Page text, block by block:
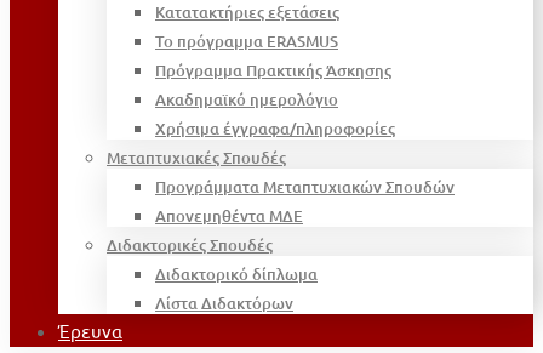
Κατατακτήριες εξετάσεις
Το πρόγραμμα ERASMUS
Πρόγραμμα Πρακτικής Άσκησης
Ακαδημαϊκό ημερολόγιο
Χρήσιμα έγγραφα/πληροφορίες
Μεταπτυχιακές Σπουδές
Προγράμματα Μεταπτυχιακών Σπουδών
Απονεμηθέντα ΜΔΕ
Διδακτορικές Σπουδές
Διδακτορικό δίπλωμα
Λίστα Διδακτόρων
Έρευνα